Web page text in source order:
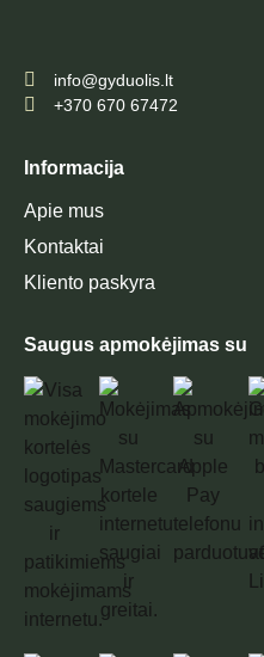
info@gyduolis.lt
+370 670 67472
Informacija
Apie mus
Kontaktai
Kliento paskyra
Saugus apmokėjimas su